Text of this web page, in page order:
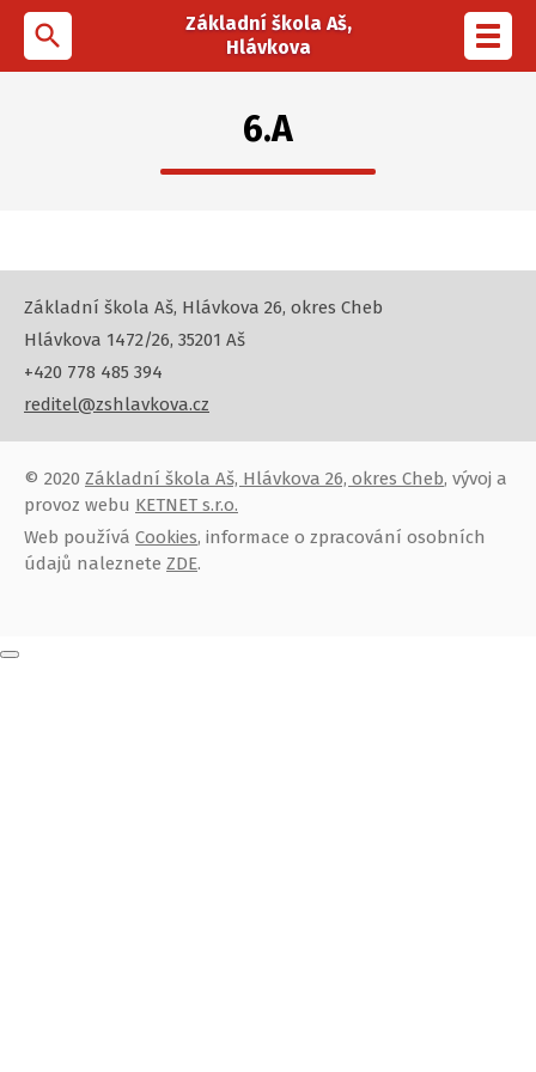
search
Základní škola Aš,
Hlávkova
6.A
Základní škola Aš, Hlávkova 26, okres Cheb
Hlávkova 1472/26, 35201 Aš
+420 778 485 394
reditel@zshlavkova.cz
© 2020 Základní škola Aš, Hlávkova 26, okres Cheb, vývoj a
provoz webu KETNET s.r.o.
Web používá Cookies, informace o zpracování osobních
údajů naleznete ZDE.